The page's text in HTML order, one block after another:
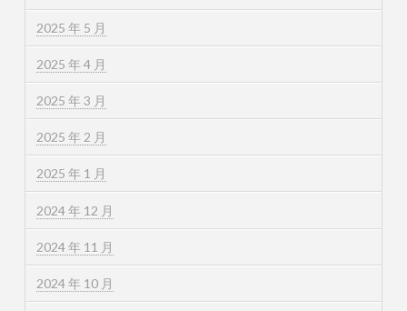
2025 年 5 月
2025 年 4 月
2025 年 3 月
2025 年 2 月
2025 年 1 月
2024 年 12 月
2024 年 11 月
2024 年 10 月